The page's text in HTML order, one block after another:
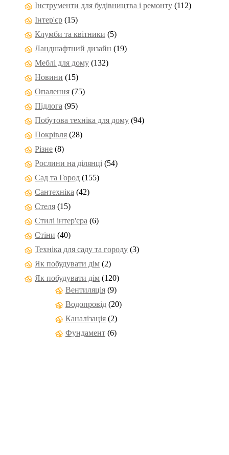
Інструменти для будівництва і ремонту (112)
Інтер'єр (15)
Клумби та квітники (5)
Ландшафтний дизайн (19)
Меблі для дому (132)
Новини (15)
Опалення (75)
Підлога (95)
Побутова техніка для дому (94)
Покрівля (28)
Різне (8)
Рослини на ділянці (54)
Сад та Город (155)
Сантехніка (42)
Стеля (15)
Стилі інтер'єра (6)
Стіни (40)
Техніка для саду та городу (3)
Як побудувати дім (2)
Як побудувати дім (120)
Вентиляція (9)
Водопровід (20)
Каналізація (2)
Фундамент (6)